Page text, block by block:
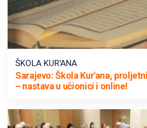
ŠKOLA KUR'ANA
Sarajevo: Škola Kur'ana,
– nastava u učionici i online!